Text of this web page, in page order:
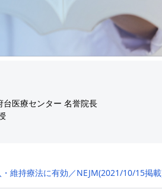
医療センター 名誉院長
維持療法に有効／NEJM(2021/10/15掲